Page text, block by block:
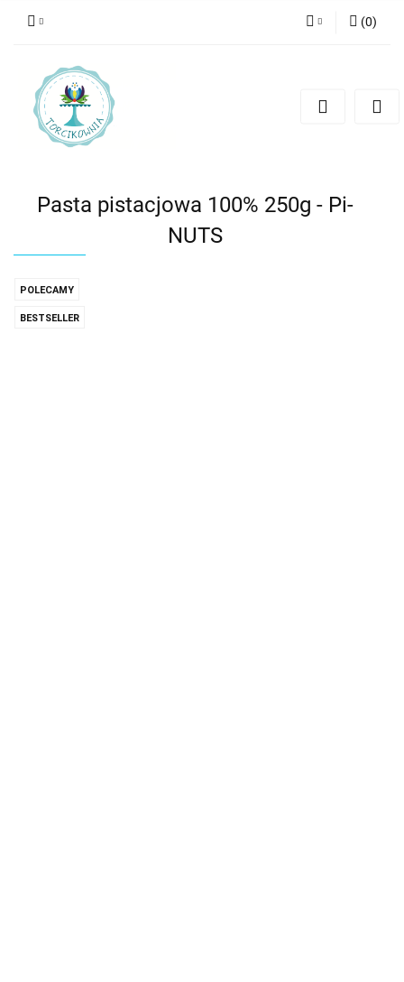
(0)
Pasta pistacjowa 100% 250g - Pi-
NUTS
POLECAMY
BESTSELLER